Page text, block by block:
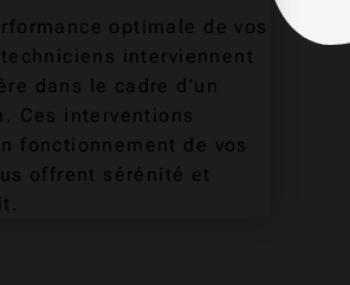
optimale de vos
interviennent
dans le cadre d’un
Ces interventions
fonctionnement de vos
offrent sérénité et